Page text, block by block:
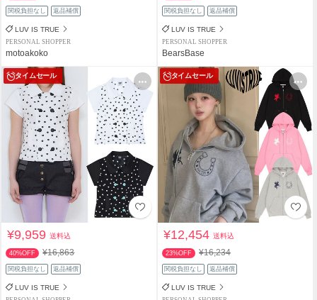
関税負担なし 返品補償
LUV IS TRUE
PERSONAL SHOPPER
motoakoko
関税負担なし 返品補償
LUV IS TRUE
PERSONAL SHOPPER
BearsBase
タイムセール
¥9,959送料込
40%OFF ¥16,863
関税負担なし 返品補償
LUV IS TRUE
タイムセール
¥12,454送料込
23%OFF ¥16,234
関税負担なし 返品補償
LUV IS TRUE